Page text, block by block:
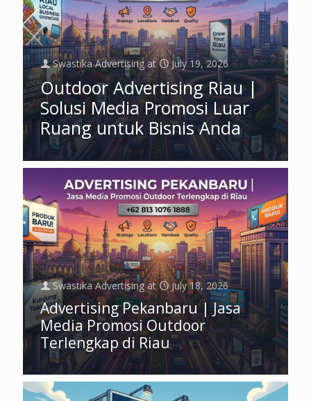
Swastika Advertising at July 19, 2026
Outdoor Advertising Riau |
Solusi Media Promosi Luar
Ruang untuk Bisnis Anda
Swastika Advertising at July 18, 2026
Advertising Pekanbaru | Jasa
Media Promosi Outdoor
Terlengkap di Riau